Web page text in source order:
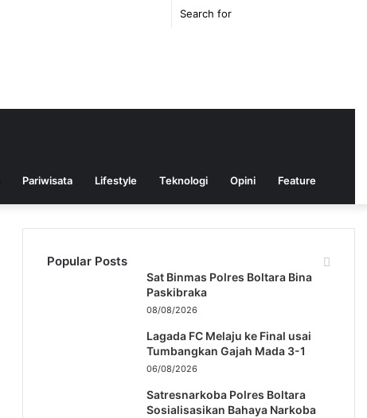
Switch
Pariwisata Lifestyle Teknologi Opini Feature
Popular Posts
Sat Binmas Polres Boltara Bina
Paskibraka
08/08/2026
Lagada FC Melaju ke Final usai
Tumbangkan Gajah Mada 3-1
06/08/2026
Satresnarkoba Polres Boltara
Sosialisasikan Bahaya Narkoba